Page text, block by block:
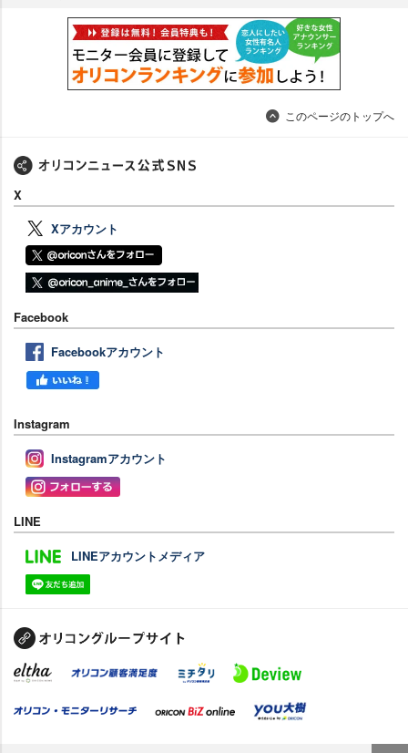
このページのトップへ
X
Xアカウント
Facebook
Facebookアカウント
Instagram
Instagramアカウント
LINE
LINEアカウントメディア